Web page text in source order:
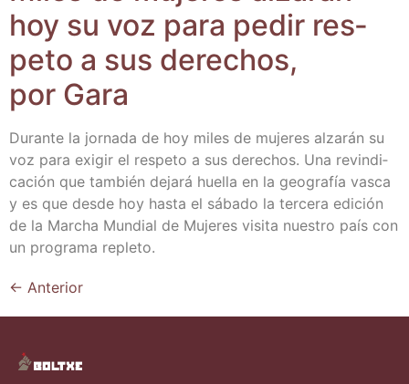
hoy su voz para pedir res­
pe­to a sus dere­chos,
por Gara
Duran­te la jor­na­da de hoy miles de muje­res alza­rán su
voz para exi­gir el res­pe­to a sus dere­chos. Una revin­di­
ca­ción que tam­bién deja­rá hue­lla en la geo­gra­fía vas­ca
y es que des­de hoy has­ta el sába­do la ter­ce­ra edi­ción
de la Mar­cha Mun­dial de Muje­res visi­ta nues­tro país con
un pro­gra­ma repleto.
← Anterior